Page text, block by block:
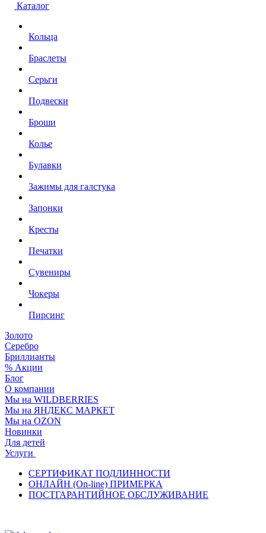
Каталог
Кольца
Браслеты
Серьги
Подвески
Броши
Колье
Булавки
Зажимы для галстука
Запонки
Кресты
Печатки
Сувениры
Чокеры
Пирсинг
Золото
Серебро
Бриллианты
% Акции
Блог
О компании
Мы на WILDBERRIES
Мы на ЯНДЕКС МАРКЕТ
Мы на OZON
Новинки
Для детей
Услуги
СЕРТИФИКАТ ПОДЛИННОСТИ
ОНЛАЙН (On-line) ПРИМЕРКА
ПОСТГАРАНТИЙНОЕ ОБСЛУЖИВАНИЕ